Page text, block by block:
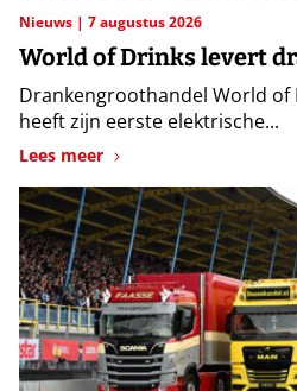
Nieuws 7 augustus 2026
World of Drinks levert
Drankengroothandel World
heeft zijn eerste elektrische...
Lees meer